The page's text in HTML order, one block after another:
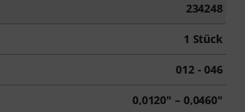
234248
1 Stück
012 - 046
0,0120" – 0,0460"